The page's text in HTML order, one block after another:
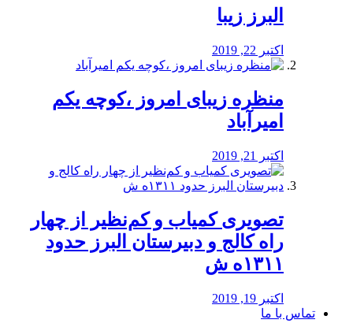
البرز زیبا
اکتبر 22, 2019
منظره‌‌ زیبای امروز ،کوچه یکم
امیرآباد
اکتبر 21, 2019
️تصویری کمیاب و کم‌نظیر از چهار
راه كالج و دبيرستان البرز حدود
۱۳۱۱ه ش
اکتبر 19, 2019
تماس با ما